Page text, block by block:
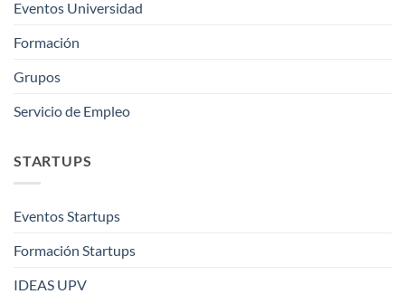
Eventos Universidad
Formación
Grupos
Servicio de Empleo
STARTUPS
Eventos Startups
Formación Startups
IDEAS UPV